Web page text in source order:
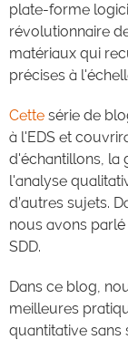
plate-forme
révolutionnaire
matériaux qui
précises à
Cette série de
à l'EDS et
d'échantillons, la
l'analyse
d’autres sujets.
nous avons
SDD.
Dans ce blog,
meilleures
quantitative sans